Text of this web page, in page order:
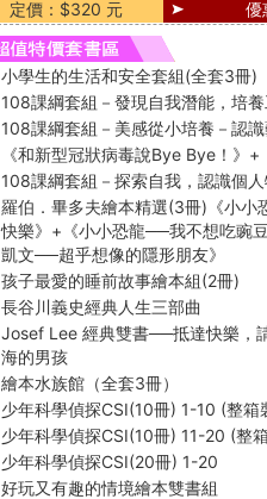
定價：$320 元 優
小學生的生活和安全套組(全套3冊)
108課綱套組－發現自我潛能，培
108課綱套組－美感從小培養－認
《和新型冠狀病毒說Bye Bye！》
108課綱套組－探索自我，認識個
羅伯．畢多夫繪本精選(3冊)《小小
快樂》+《小小恐龍──我不想吃豌
凱文──超乎想像的隱形朋友》
孩子最愛的睡前故事繪本組(2冊)
長谷川義史經典人生三部曲
Josef Lee 經典雙書──抵達快樂，
海的男孩
繪本水族館（全套3冊）
少年科學偵探CSI(10冊) 1-10 (整箱
少年科學偵探CSI(10冊) 11-20 (整
少年科學偵探CSI(20冊) 1-20
好玩又有趣的情境繪本雙書組